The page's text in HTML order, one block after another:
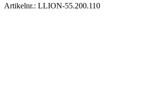
Artikelnr.: LLION-55.200.110